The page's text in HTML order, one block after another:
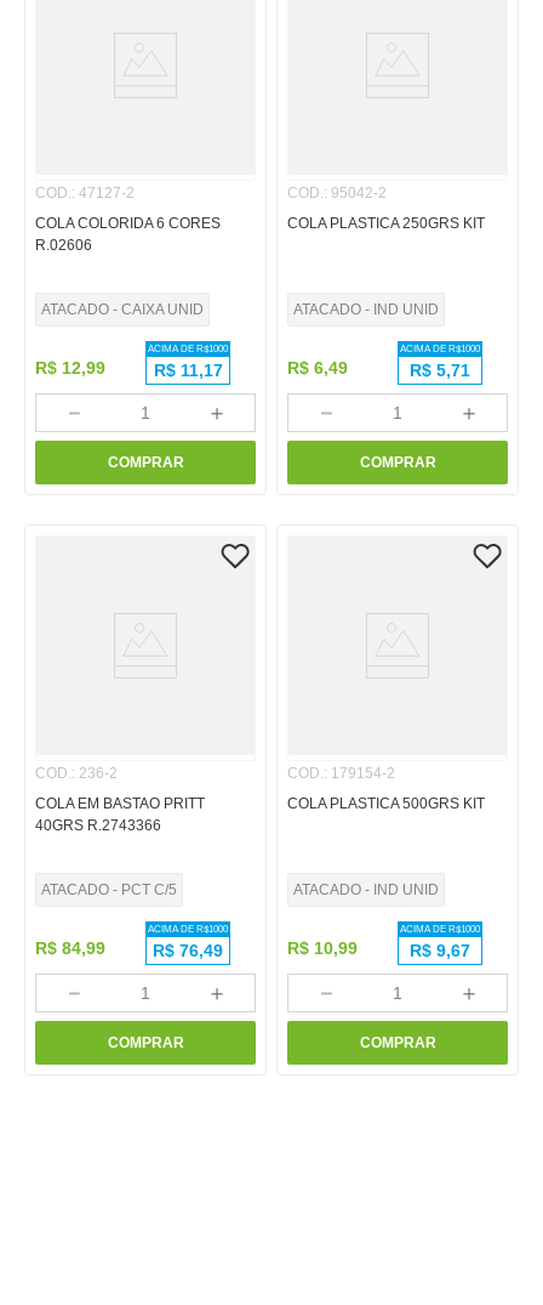
COD.: 47127-2
COLA COLORIDA 6 CORES
R.02606
ATACADO - CAIXA UNID
R$ 12,99
ACIMA DE R$1000
R$ 11,17
＋
－
COMPRAR
COD.: 95042-2
COLA PLASTICA 250GRS KIT
ATACADO - IND UNID
R$ 6,49
ACIMA DE R$1000
R$ 5,71
＋
－
COMPRAR
COD.: 236-2
COLA EM BASTAO PRITT
40GRS R.2743366
ATACADO - PCT C/5
R$ 84,99
ACIMA DE R$1000
R$ 76,49
＋
－
COMPRAR
COD.: 179154-2
COLA PLASTICA 500GRS KIT
ATACADO - IND UNID
R$ 10,99
ACIMA DE R$1000
R$ 9,67
＋
－
COMPRAR